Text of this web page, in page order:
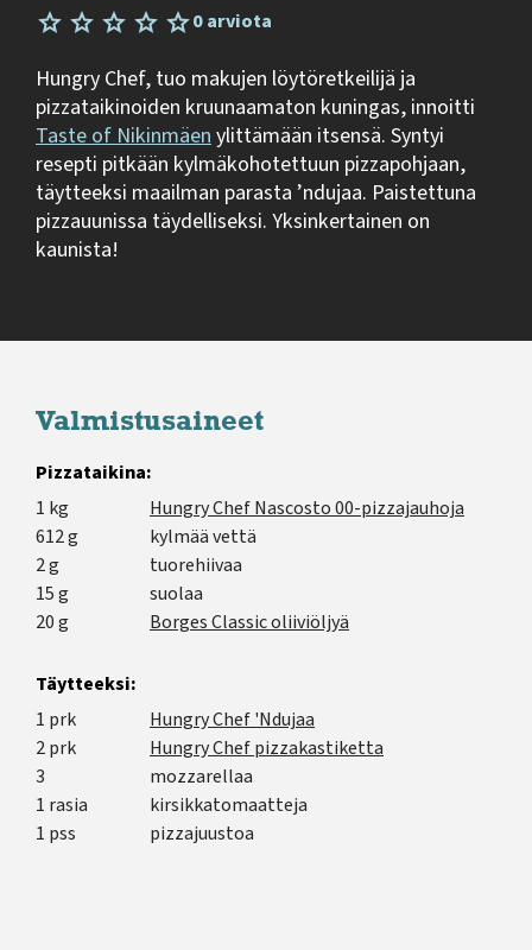
0 arviota
Hungry Chef, tuo makujen löytöretkeilijä ja
pizzataikinoiden kruunaamaton kuningas, innoitti
Taste of Nikinmäenylittämään itsensä. Syntyi
resepti pitkään kylmäkohotettuun pizzapohjaan,
täytteeksi maailman parasta ’ndujaa. Paistettuna
pizzauunissa täydelliseksi. Yksinkertainen on
kaunista!
Valmistusaineet
Pizzataikina:
1 kg
Hungry Chef Nascosto 00-pizzajauhoja
612 g
kylmää vettä
2 g
tuorehiivaa
15 g
suolaa
20 g
Borges Classic oliiviöljyä
Täytteeksi:
1 prk
Hungry Chef 'Ndujaa
2 prk
Hungry Chef pizzakastiketta
3
mozzarellaa
1 rasia
kirsikkatomaatteja
1 pss
pizzajuustoa